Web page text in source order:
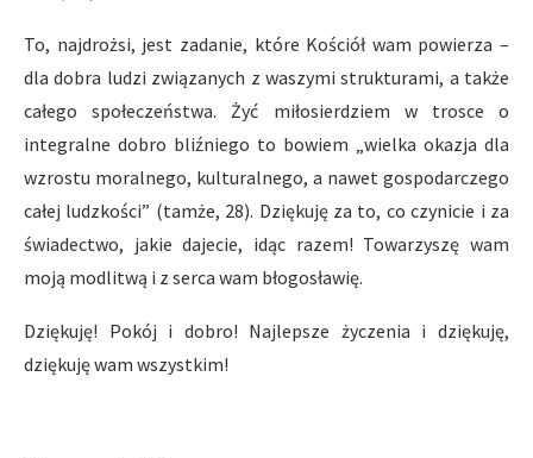
To, najdrożsi, jest zadanie, które Kościół wam powierza –
dla dobra ludzi związanych z waszymi strukturami, a także
całego społeczeństwa. Żyć miłosierdziem w trosce o
integralne dobro bliźniego to bowiem „wielka okazja dla
wzrostu moralnego, kulturalnego, a nawet gospodarczego
całej ludzkości” (tamże, 28). Dziękuję za to, co czynicie i za
świadectwo, jakie dajecie, idąc razem! Towarzyszę wam
moją modlitwą i z serca wam błogosławię.
Dziękuję! Pokój i dobro! Najlepsze życzenia i dziękuję,
dziękuję wam wszystkim!